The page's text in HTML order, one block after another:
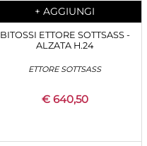
Quantity
+ AGGIUNGI
BITOSSI ETTORE SOTTSASS -
ALZATA H.24
ETTORE SOTTSASS
€ 640,50